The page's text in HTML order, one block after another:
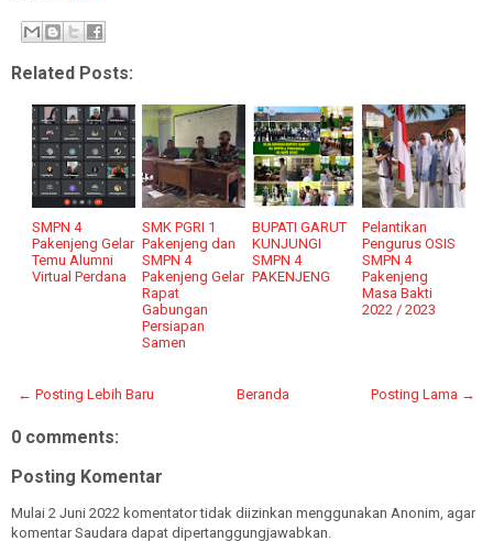
Related Posts:
SMPN 4
Pakenjeng Gelar
Temu Alumni
Virtual Perdana
SMK PGRI 1
Pakenjeng dan
SMPN 4
Pakenjeng Gelar
Rapat
Gabungan
Persiapan
Samen
BUPATI GARUT
KUNJUNGI
SMPN 4
PAKENJENG
Pelantikan
Pengurus OSIS
SMPN 4
Pakenjeng
Masa Bakti
2022 / 2023
← Posting Lebih Baru Posting Lama →
Beranda
0 comments:
Posting Komentar
Mulai 2 Juni 2022 komentator tidak diizinkan menggunakan Anonim, agar
komentar Saudara dapat dipertanggungjawabkan.